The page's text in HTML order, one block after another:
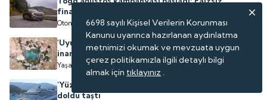
finansman paketi
Otomotiv
'Uyuz Gölü' olarak biliniyor: Şifa dağıttığına
inanılan göl yeniden su tuttu
Yaşam
'Yüzen Dev' binlerce Rus turist getirdi, sokaklar
doldu taştı
6698 sayılı Kişisel Verilerin Korunması
Kanunu uyarınca hazırlanan aydınlatma
metnimizi okumak ve mevzuata uygun
çerez politikamızla ilgili detaylı bilgi
almak için tıklayınız .